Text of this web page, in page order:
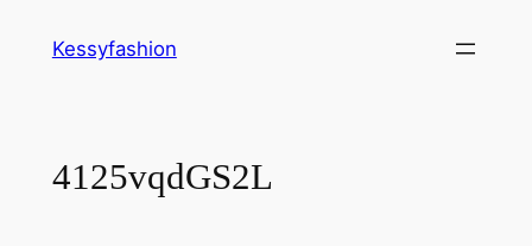
InhaltKessyfashion
4125vqdGS2L